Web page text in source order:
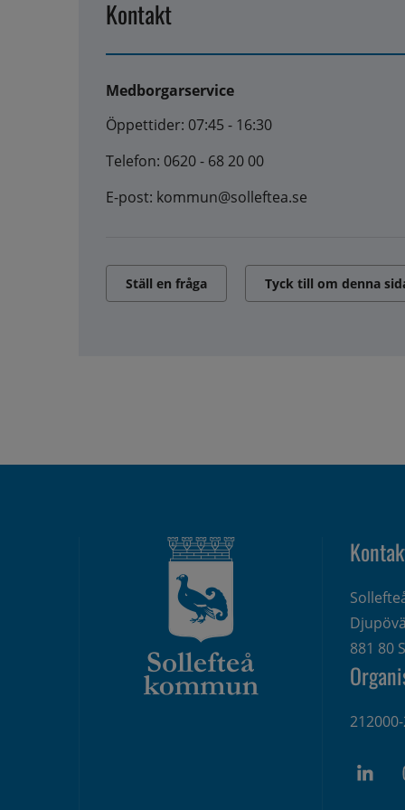
Kontakt
Medborgarservice
Öppettider: 07:45 - 16:30
Telefon: 0620 - 68 20 00
E-post: kommun@solleftea.se
Ställ en fråga Tyck till om denna
881 80